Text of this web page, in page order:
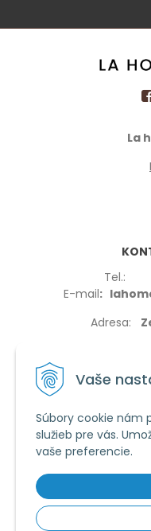
Vaše
Súbory cookie nám
služieb pre vás.
vaše preferencie.
La
Tel.:
E-mail:
Adresa: